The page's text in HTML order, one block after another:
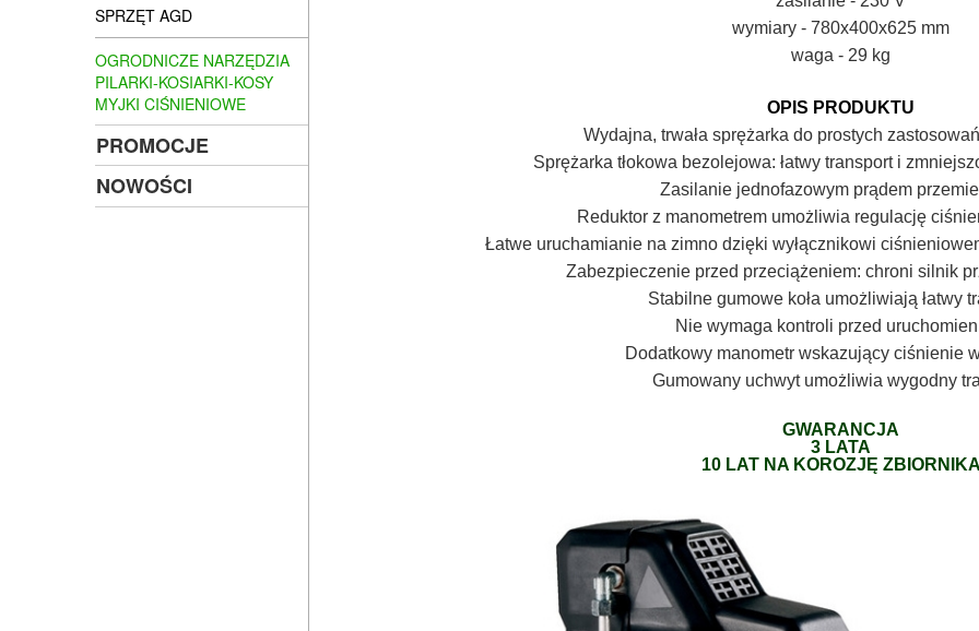
SPRZĘT AGD
OGRODNICZE NARZĘDZIA
PILARKI-KOSIARKI-KOSY
MYJKI CIŚNIENIOWE
PROMOCJE
NOWOŚCI
wymiary - 780x400x625 mm
waga - 29 kg
OPIS PRODUKTU
Wydajna, trwała sprężarka do prostych
Sprężarka tłokowa bezolejowa: łatwy transport i
Zasilanie jednofazowym prądem
Reduktor z manometrem umożliwia regulację
Łatwe uruchamianie na zimno dzięki wyłącznikowi
Zabezpieczenie przed przeciążeniem: chroni silnik
Stabilne gumowe koła umożliwiają łatwy
Nie wymaga kontroli przed
Dodatkowy manometr wskazujący ciśnienie
Gumowany uchwyt umożliwia wygodny
GWARANCJA
3 LATA
10 LAT NA KOROZJĘ